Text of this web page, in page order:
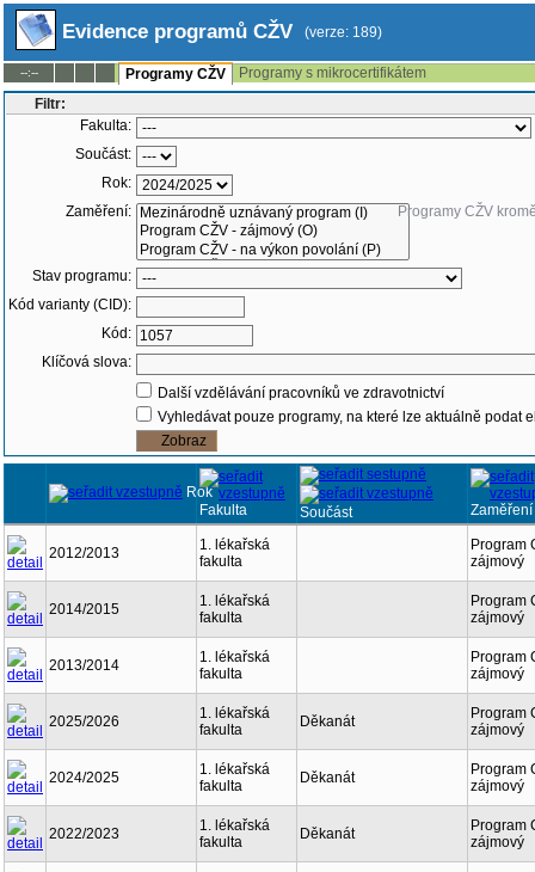
Evidence programů CŽV (verze: 189)
--:-- Programy CŽV
Programy s mikrocertifikátem
Filtr:
Fakulta:
Součást:
Rok:
Zaměření:
Programy CŽV
Stav programu:
Kód varianty (CID):
Kód:
Klíčová slova:
Další vzdělávání pracovníků ve zdravotnictví
Vyhledávat pouze programy, na které lze aktuálně podat
Rok
Fakulta
Součást Zaměření
2012/2013
1. lékařská
fakulta
Program
zájmový
2014/2015
1. lékařská
fakulta
Program
zájmový
2013/2014
1. lékařská
fakulta
Program
zájmový
2025/2026
1. lékařská
fakulta
Děkanát
Program
zájmový
2024/2025
1. lékařská
fakulta
Děkanát
Program
zájmový
2022/2023
1. lékařská
fakulta
Děkanát
Program
zájmový